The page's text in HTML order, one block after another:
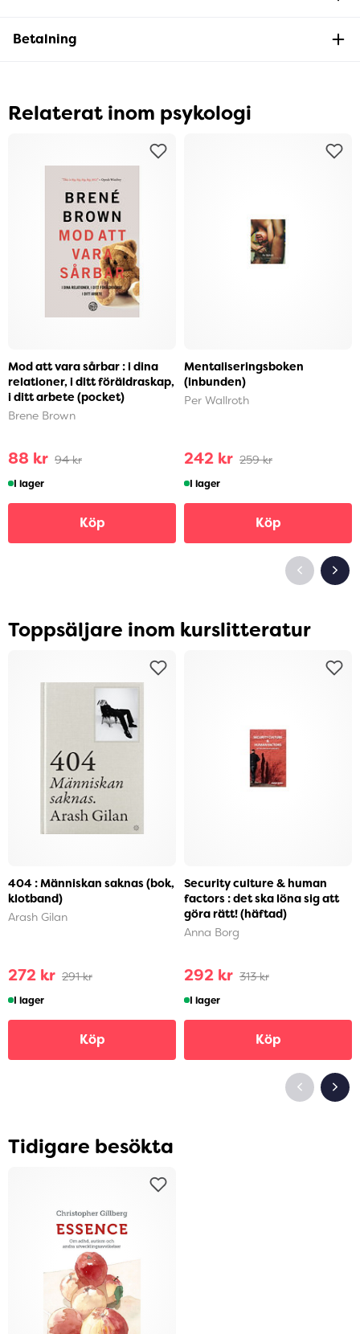
Betalning
Relaterat inom psykologi
Mod att vara sårbar : i dina
relationer, i ditt föräldraskap,
i ditt arbete (pocket)
Brene Brown
88 kr 94 kr
I lager
Köp
Mentaliseringsboken
(inbunden)
Per Wallroth
242 kr 259 kr
I lager
Köp
Toppsäljare inom kurslitteratur
404 : Människan saknas (bok,
klotband)
Arash Gilan
272 kr 291 kr
I lager
Köp
Security culture & human
factors : det ska löna sig att
göra rätt! (häftad)
Anna Borg
292 kr 313 kr
I lager
Köp
Tidigare besökta